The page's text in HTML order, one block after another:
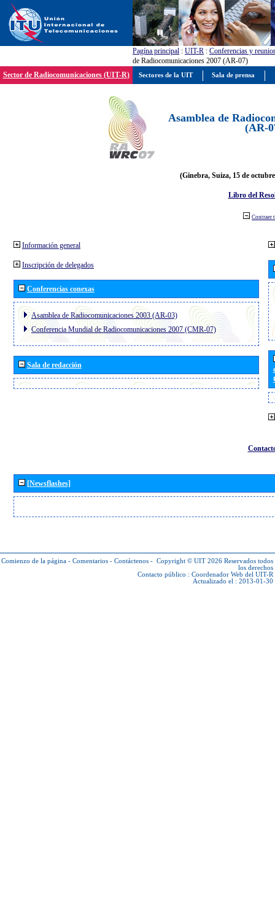
Pagína principal : UIT-R : Conferencias y
de Radiocomunicaciones 2007 (AR-07)
Sector de Radiocomunicaciones (UIT-R)
Asamblea de
(AR-
(Ginebra, Suiza, 15 de
Libro del
Contraer
Información general
Inscripción de delegados
Conferencias conexas
Asamblea de Radiocomunicaciones 2003 (AR-03)
Conferencia Mundial de Radiocomunicaciones 2007 (CMR-07)
Sala de redacción
[Newsflashes]
Comienzo de la página - Comentarios - Contáctenos - Copyright © UIT 2026 Reservados todos
los derechos
Contacto público : Coordenador Web del UIT-R
Actualizado el : 2013-01-30
Sectores de la UIT Sala de prensa